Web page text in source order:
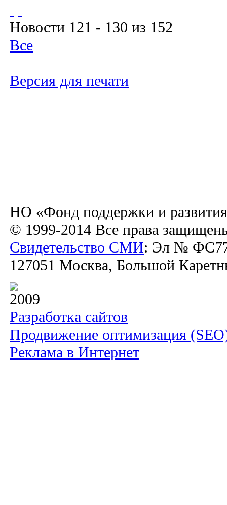
Новости 121 - 130 из 152
Все
Версия для печати
НО «Фонд поддержки и
© 1999-2014 Все права
Свидетельство СМИ: Эл №
127051 Москва, Большой
2009
Разработка сайтов
Продвижение оптимизация
Реклама в Интернет